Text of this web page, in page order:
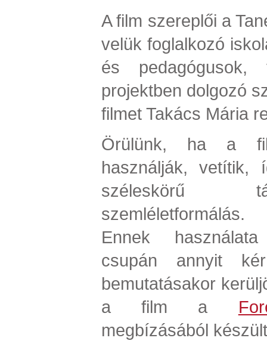
A film szereplői a
velük foglalkozó
és pedagógusok,
projektben dolgozó
filmet Takács Mária
Örülünk, ha a
használják, vetítik,
széleskörű
szemléletformálás.
Ennek
csupán annyit
bemutatásakor
a film a
megbízásából